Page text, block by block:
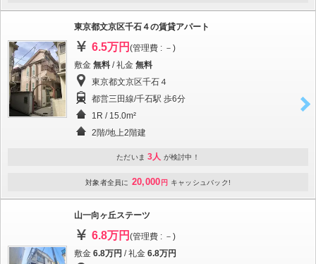
東京都文京区千石４の賃貸アパート
6.5万円 (管理費 : －)
敷金 無料 / 礼金 無料
東京都文京区千石４
都営三田線/千石駅 歩6分
1R / 15.0m²
2階/地上2階建
ただいま 3人 が検討中！
対象者全員に 20,000 円 キャッシュバック!
山一向ヶ丘ステーツ
6.8万円 (管理費 : －)
敷金 6.8万円 / 礼金 6.8万円